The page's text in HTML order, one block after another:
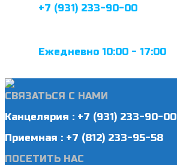
+7 (931) 233-90-00
Ежедневно 10:00 - 17:00
СВЯЗАТЬСЯ С НАМИ
Канцелярия : +7 (931) 233-90-00
Приемная : +7 (812) 233-95-58
ПОСЕТИТЬ НАС